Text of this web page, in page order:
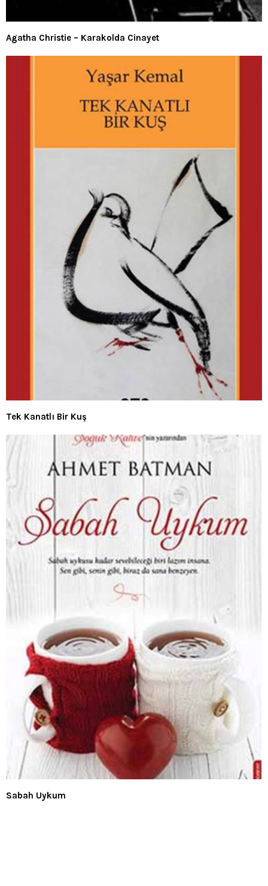
Agatha Christie – Karakolda Cinayet
Tek Kanatlı Bir Kuş
Sabah Uykum